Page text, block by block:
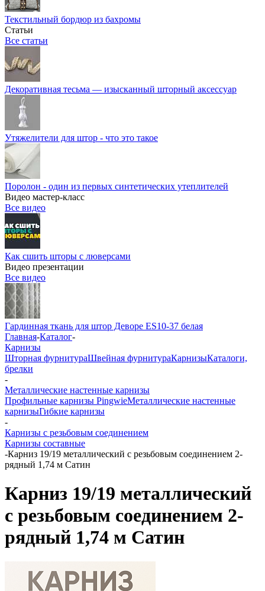
Текстильный бордюр из бахромы
Статьи
Все статьи
Декоративная тесьма — изысканный шторный аксессуар
Утяжелители для штор - что это такое
Поролон - один из первых синтетических утеплителей
Видео мастер-класс
Все видео
Как сшить шторы с люверсами
Видео презентации
Все видео
Гардинная ткань для штор Деворе ES10-37 белая
Главная-Каталог-
Карнизы
Шторная фурнитураШвейная фурнитураКарнизыКаталоги,
брелки
-
Металлические настенные карнизы
Профильные карнизы PingwieМеталлические настенные
карнизыГибкие карнизы
-
Карнизы с резьбовым соединением
Карнизы составные
-Карниз 19/19 металлический с резьбовым соединением 2-
рядный 1,74 м Сатин
Карниз 19/19 металлический
с резьбовым соединением 2-
рядный 1,74 м Сатин